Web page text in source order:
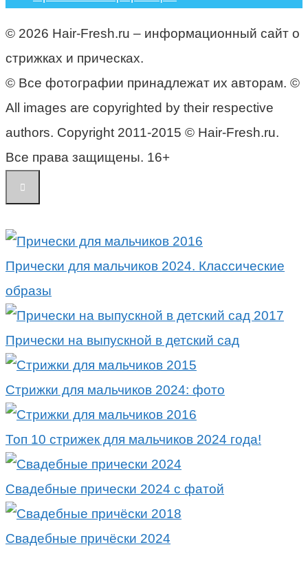
© 2026 Hair-Fresh.ru – информационный сайт о
стрижках и прическах.
© Все фотографии принадлежат их авторам. ©
All images are copyrighted by their respective
authors. Copyright 2011-2015 © Hair-Fresh.ru.
Все права защищены. 16+
Прически для мальчиков 2024. Классические
образы
Прически на выпускной в детский сад
Стрижки для мальчиков 2024: фото
Топ 10 стрижек для мальчиков 2024 года!
Свадебные прически 2024 с фатой
Свадебные причёски 2024